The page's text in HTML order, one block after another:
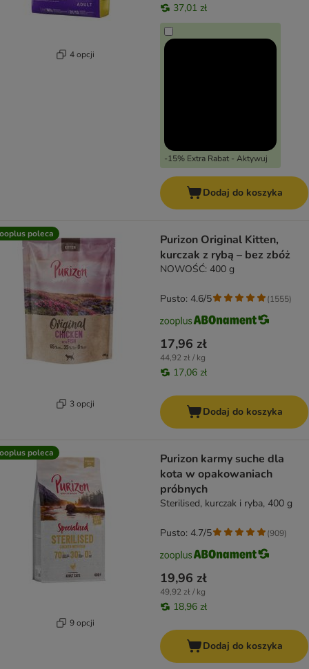
4 opcji
37,01 zł
-15% Extra Rabat - Aktywuj
Dodaj do koszyka
poleca
3 opcji
Purizon Original Kitten,
kurczak z rybą – bez zbóż
NOWOŚĆ: 400 g
17,96 zł
44,92 zł / kg
17,06 zł
Pusto: 4.6/5 (1555)
Dodaj do koszyka
poleca
9 opcji
Purizon karmy suche dla
kota w opakowaniach
próbnych
Sterilised, kurczak i ryba, 400 g
19,96 zł
49,92 zł / kg
18,96 zł
Pusto: 4.7/5 (909)
Dodaj do koszyka